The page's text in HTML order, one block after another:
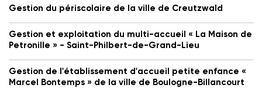
Gestion du périscolaire de la ville de Creutzwald
Gestion et exploitation du multi-accueil « La Maison de
Petronille » - Saint-Philbert-de-Grand-Lieu
Gestion de l'établissement d'accueil petite enfance «
Marcel Bontemps » de la ville de Boulogne-Billancourt